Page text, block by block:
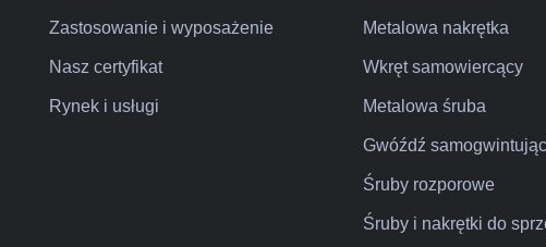
Zastosowanie i wyposażenie
Nasz certyfikat
Rynek i usługi
Metalowa nakrętka
Wkręt samowiercący
Metalowa śruba
Gwóźdź
Śruby rozporowe
Śruby i nakrętki do